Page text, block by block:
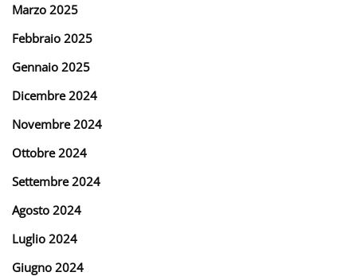
Marzo 2025
Febbraio 2025
Gennaio 2025
Dicembre 2024
Novembre 2024
Ottobre 2024
Settembre 2024
Agosto 2024
Luglio 2024
Giugno 2024